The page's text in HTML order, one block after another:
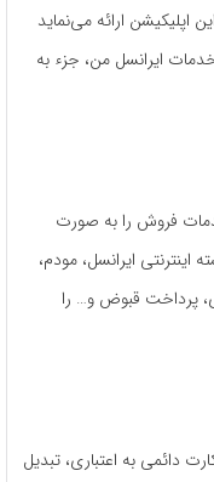
اپلیکیشن ارائه می‌نماید
ایرانسل من، جزء به
فروش را به صورت
اینترنتی ایرانسل، مودم،
پرداخت قبوض و… را
دائمی به اعتباری، تبدیل